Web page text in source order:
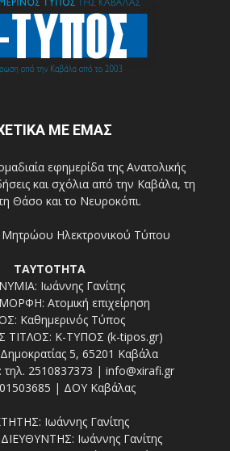
ΜΕ ΕΜΑΣ
εφημερίδα της Ανατολικής
και σχόλια από την Καβάλα, τη
Θάσο και το Νευροκόπι.
ΤΑΥΤΟΤΗΤΑ
Ιωάννης Γανίτης
Ατομική επιχείρηση
Καθημερινός Τύπος
ΤΙΤΛΟΣ: Κ-ΤΥΠΟΣ (k-tipos.gr)
5, 65201 Καβάλα
2510837373 | info@xirafi.gr
| ΔΟΥ Καβάλας
Ιωάννης Γανίτης
Ιωάννης Γανίτης